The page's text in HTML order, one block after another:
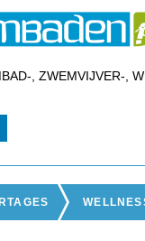
, ZWEMVIJVER-,